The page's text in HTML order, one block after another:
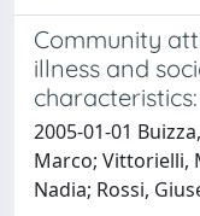
Community
illness and
2005-01-01
Marco; Vittorielli,
Nadia; Rossi,